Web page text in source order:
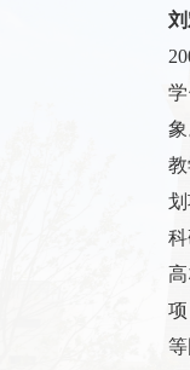
学
象
划